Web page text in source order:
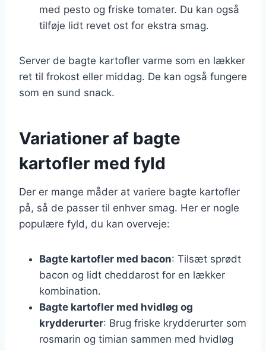
med pesto og friske tomater. Du kan også
tilføje lidt revet ost for ekstra smag.
Server de bagte kartofler varme som en lækker
ret til frokost eller middag. De kan også fungere
som en sund snack.
Variationer af bagte
kartofler med fyld
Der er mange måder at variere bagte kartofler
på, så de passer til enhver smag. Her er nogle
populære fyld, du kan overveje:
Bagte kartofler med bacon: Tilsæt sprødt
bacon og lidt cheddarost for en lækker
kombination.
Bagte kartofler med hvidløg og
krydderurter: Brug friske krydderurter som
rosmarin og timian sammen med hvidløg